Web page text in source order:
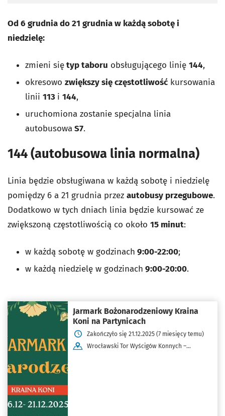
Od 6 grudnia do 21 grudnia w każdą sobotę i
niedzielę:
zmieni siętyp taboru obsługującego linię 144,
okresowo zwiększy się częstotliwość kursowania
linii 113 i 144,
uruchomiona zostanie specjalna linia
autobusowaS7.
144 (autobusowa linia normalna)
Linia będzie obsługiwana w każdą sobotę i niedzielę
pomiędzy 6 a 21 grudnia przez autobusy przegubowe.
Dodatkowo w tych dniach linia będzie kursować ze
zwiększoną częstotliwością co około 15 minut:
w każdą sobotę w godzinach 9:00-22:00;
w każdą niedzielę w godzinach 9:00-20:00.
Jarmark Bożonarodzeniowy Kraina
Koni na Partynicach
Zakończyło się 21.12.2025 (7 miesięcy temu)
Wrocławski Tor Wyścigów Konnych –